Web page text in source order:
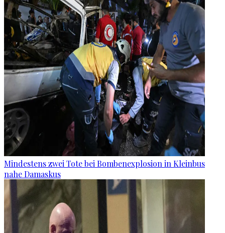
Mindestens zwei Tote bei Bombenexplosion in Kleinbus
nahe Damaskus